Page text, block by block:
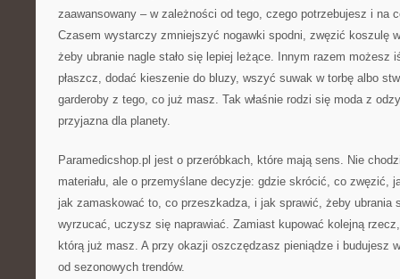
zaawansowany – w zależności od tego, czego potrzebujesz i na
Czasem wystarczy zmniejszyć nogawki spodni, zwęzić koszulę
żeby ubranie nagle stało się lepiej leżące. Innym razem możesz
płaszcz, dodać kieszenie do bluzy, wszyć suwak w torbę albo
garderoby z tego, co już masz. Tak właśnie rodzi się moda z
przyjazna dla planety.
Paramedicshop.pl jest o przeróbkach, które mają sens. Nie
materiału, ale o przemyślane decyzje: gdzie skrócić, co zwęzić,
jak zamaskować to, co przeszkadza, i jak sprawić, żeby ubrania
wyrzucać, uczysz się naprawiać. Zamiast kupować kolejną
którą już masz. A przy okazji oszczędzasz pieniądze i budujesz
od sezonowych trendów.